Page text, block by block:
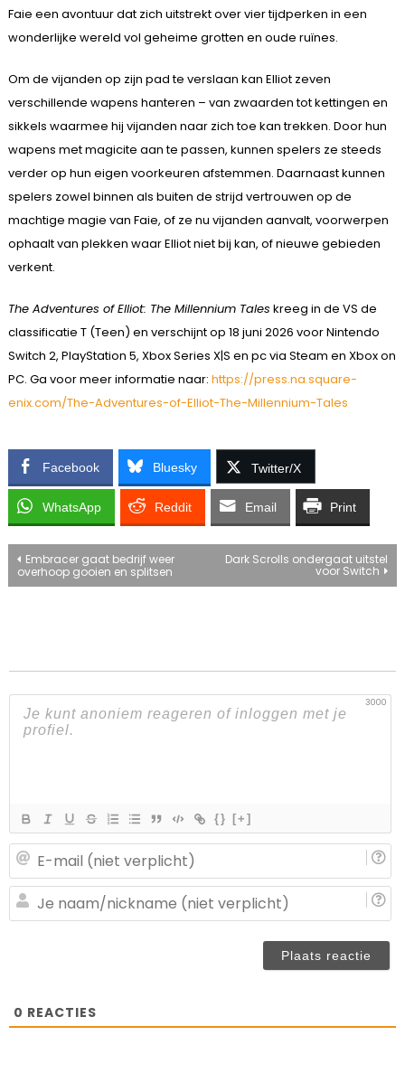
Faie een avontuur dat zich uitstrekt over vier tijdperken in een
wonderlijke wereld vol geheime grotten en oude ruïnes.
Om de vijanden op zijn pad te verslaan kan Elliot zeven
verschillende wapens hanteren – van zwaarden tot kettingen en
sikkels waarmee hij vijanden naar zich toe kan trekken. Door hun
wapens met magicite aan te passen, kunnen spelers ze steeds
verder op hun eigen voorkeuren afstemmen. Daarnaast kunnen
spelers zowel binnen als buiten de strijd vertrouwen op de
machtige magie van Faie, of ze nu vijanden aanvalt, voorwerpen
ophaalt van plekken waar Elliot niet bij kan, of nieuwe gebieden
verkent.
The Adventures of Elliot: The Millennium Tales kreeg in de VS de
classificatie T (Teen) en verschijnt op 18 juni 2026 voor Nintendo
Switch 2, PlayStation 5, Xbox Series X|S en pc via Steam en Xbox on
PC. Ga voor meer informatie naar: https://press.na.square-
enix.com/The-Adventures-of-Elliot-The-Millennium-Tales
Facebook Bluesky Twitter/X
WhatsApp Reddit Email Print
Bericht
Embracer gaat bedrijf weer
overhoop gooien en splitsen
Dark Scrolls ondergaat uitstel
voor Switch
3000
{} [+]
0 REACTIES